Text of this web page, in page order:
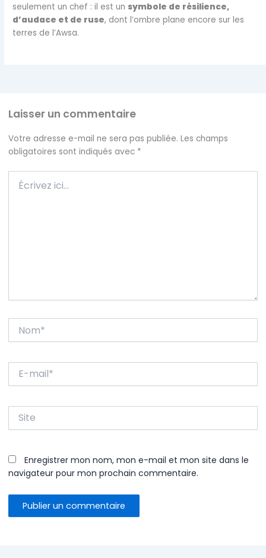
seulement un chef : il est un symbole de résilience,
d’audace et de ruse, dont l’ombre plane encore sur les
terres de l’Awsa.
Laisser un commentaire
Votre adresse e-mail ne sera pas publiée. Les champs
obligatoires sont indiqués avec *
ici…
mail*
Enregistrer mon nom, mon e-mail et mon site dans le
navigateur pour mon prochain commentaire.